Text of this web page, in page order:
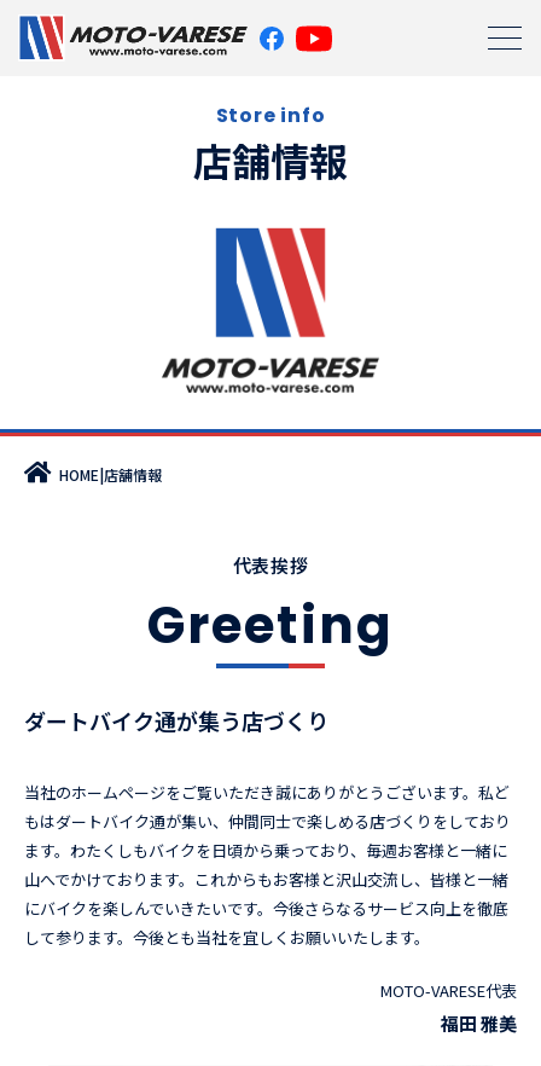
Store info
店舗情報
HOME|店舗情報
代表挨拶
Greeting
ダートバイク通が集う店づくり
当社のホームページをご覧いただき誠にありがとうございます。私ど
もはダートバイク通が集い、仲間同士で楽しめる店づくりをしており
ます。わたくしもバイクを日頃から乗っており、毎週お客様と一緒に
山へでかけております。これからもお客様と沢山交流し、皆様と一緒
にバイクを楽しんでいきたいです。今後さらなるサービス向上を徹底
して参ります。今後とも当社を宜しくお願いいたします。
MOTO-VARESE代表
福田 雅美